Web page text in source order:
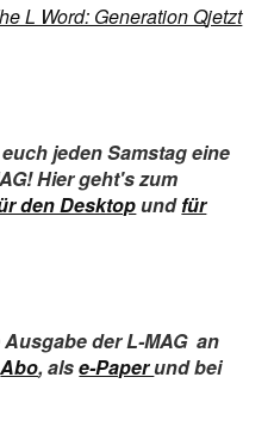
L Word: Generation Qjetzt
jeden Samstag eine
Hier geht's zum
den Desktopundfür
der L-MAG an
Abo,alse-Paperund bei